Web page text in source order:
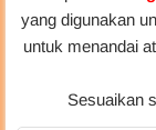
yang digunakan
untuk menandai
Sesuaikan